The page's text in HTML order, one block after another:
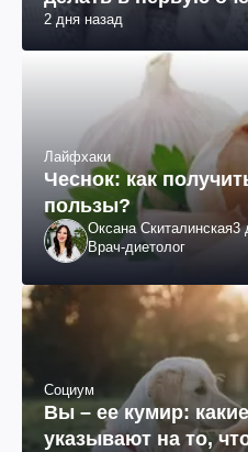
2 дня назад
Лайфхаки
Чеснок: как
пользы?
Оксана Скиталинская3
Врач-диетолог
Социум
Вы – ее кумир:
указывают на то,